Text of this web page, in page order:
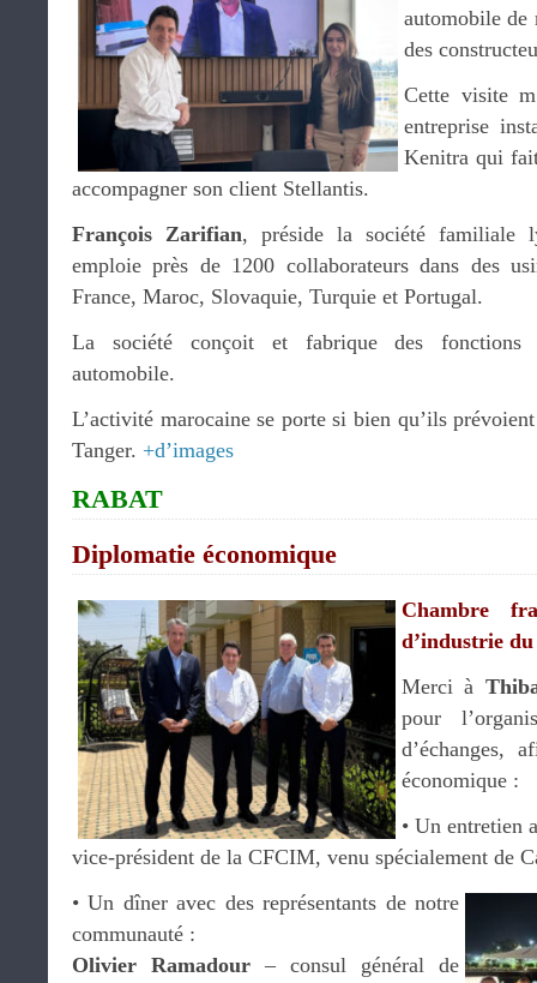
automobile de
des
Cette visite
entreprise
Kenitra qui
accompagner son client Stellantis.
François Zarifian, préside la société familiale
emploie près de 1200 collaborateurs dans des
France, Maroc, Slovaquie, Turquie et Portugal.
La société conçoit et fabrique des fonctions
automobile.
L’activité marocaine se porte si bien qu’ils
Tanger. +d’images
RABAT
Diplomatie économique
Chambre
d’industrie
Merci à
pour
d’échanges,
économique :
•⁠ Un entretien
vice-président de la CFCIM, venu spécialement de
•⁠ Un dîner avec des représentants de notre
communauté :
Olivier Ramadour – consul général de